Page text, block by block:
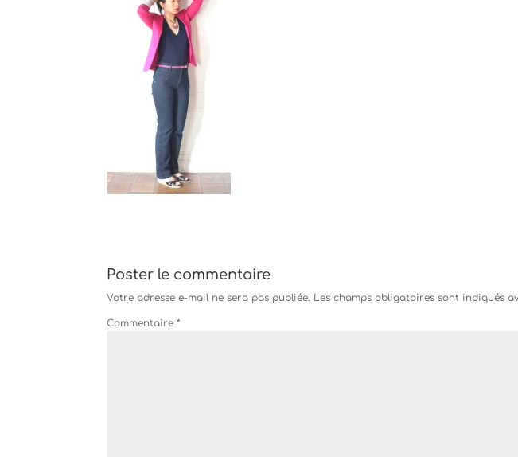
Poster le commentaire
Votre adresse e-mail ne sera pas publiée. Les champs obligatoires sont indiqués
Commentaire*